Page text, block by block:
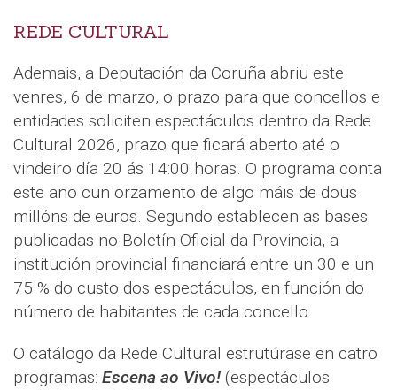
REDE CULTURAL
Ademais, a Deputación da Coruña abriu este
venres, 6 de marzo, o prazo para que concellos e
entidades soliciten espectáculos dentro da Rede
Cultural 2026, prazo que ficará aberto até o
vindeiro día 20 ás 14:00 horas. O programa conta
este ano cun orzamento de algo máis de dous
millóns de euros. Segundo establecen as bases
publicadas no Boletín Oficial da Provincia, a
institución provincial financiará entre un 30 e un
75 % do custo dos espectáculos, en función do
número de habitantes de cada concello.
O catálogo da Rede Cultural estrutúrase en catro
programas: Escena ao Vivo! (espectáculos